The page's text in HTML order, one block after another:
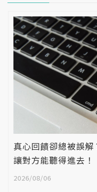
真心回饋卻總被誤解
讓對方能聽得進去！
2026/08/06